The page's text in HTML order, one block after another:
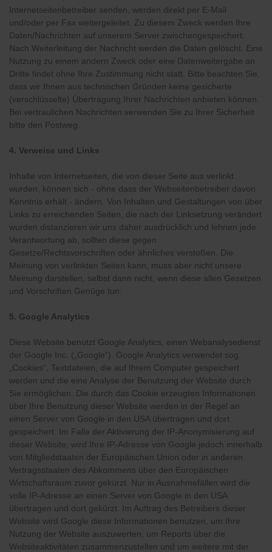
Internetseitenbetreiber senden, werden direkt per E-Mail
und/oder per Fax weitergeleitet. Zu diesem Zweck werden Ihre
Daten/Nachrichten auf unserem Server zwischengespeichert.
Nach Weiterleitung der Nachricht werden die Daten gelöscht. Eine
Nutzung zu einem andern Zweck oder eine Datenweitergabe an
Dritte findet ohne Ihre Zustimmung nicht statt. Bitte beachten Sie,
dass wir Ihnen aus technischen Gründen keine gesicherte
(verschlüsselte) Übertragung Ihrer Nachrichten anbieten können.
Bei vertraulichen Nachrichten verwenden Sie zu Ihrer Sicherheit
bitte den Postweg.
4. Verweise und Links
Inhalte von Internetseiten, die von dieser Seite aus verlinkt
wurden, können sich - ohne dass der Webseitenbetreiber davon
Kenntnis erhält - ändern. Von Inhalten und Gestaltungen von über
Links zu erreichenden Seiten, die nach der Linksetzung verändert
wurden distanzieren wir uns daher ausdrücklich und lehnen jede
Verantwortung ab, sollten diese gegen
Gesetze/Rechtsvorschriften oder ähnliches verstoßen. Die
Meinung von verlinkten Seiten kann, muss aber nicht unsere
Meinung darstellen, selbst dann nicht, wenn diese allen Gesetzen
und Vorschriften Genüge tun.
5. Google Analytics
Diese Website benutzt Google Analytics, einen Webanalysedienst
der Google Inc. („Google“). Google Analytics verwendet sog.
„Cookies“, Textdateien, die auf Ihrem Computer gespeichert
werden und die eine Analyse der Benutzung der Website durch
Sie ermöglichen. Die durch das Cookie erzeugten Informationen
über Ihre Benutzung dieser Website werden in der Regel an
einen Server von Google in den USA übertragen und dort
gespeichert. Im Falle der Aktivierung der IP-Anonymisierung auf
dieser Website, wird Ihre IP-Adresse von Google jedoch innerhalb
von Mitgliedstaaten der Europäischen Union oder in anderen
Vertragsstaaten des Abkommens über den Europäischen
Wirtschaftsraum zuvor gekürzt. Nur in Ausnahmefällen wird die
volle IP-Adresse an einen Server von Google in den USA
übertragen und dort gekürzt. Im Auftrag des Betreibers dieser
Website wird Google diese Informationen benutzen, um Ihre
Nutzung der Website auszuwerten, um Reports über die
Websiteaktivitäten zusammenzustellen und um weitere mit der